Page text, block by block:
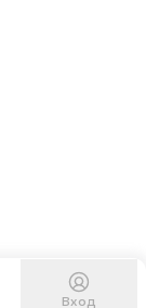
Вход